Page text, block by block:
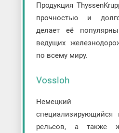
Продукция
прочностью и
делает её
ведущих
по всему миру.
Vossloh
Немецкий
специализирующийся
рельсов, а также